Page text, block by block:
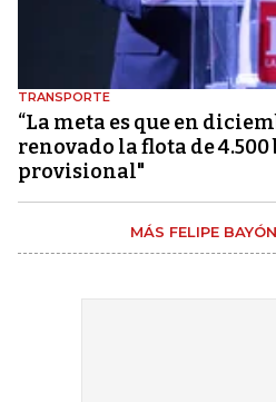
TRANSPORTE
“La meta es que en
renovado la flota de 4.500
provisional"
MÁS FELIPE